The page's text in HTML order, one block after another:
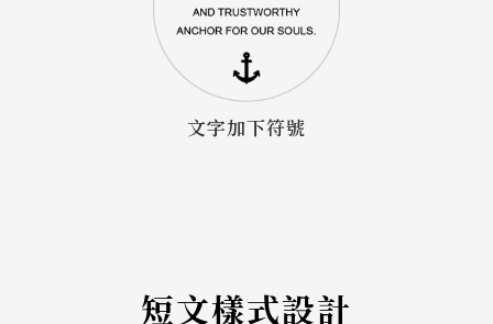
文字加下符號
短文樣式設計